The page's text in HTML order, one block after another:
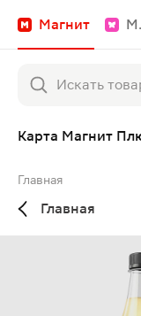
Магнит
Карта Магнит
Главная
Главная